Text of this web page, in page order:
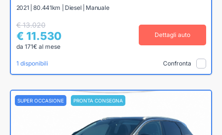
2021 | 80.441km | Diesel | Manuale
€ 13.020
€ 11.530
da 171€ al mese
Dettagli auto
1 disponibili Confronta
SUPER OCCASIONE PRONTA CONSEGNA